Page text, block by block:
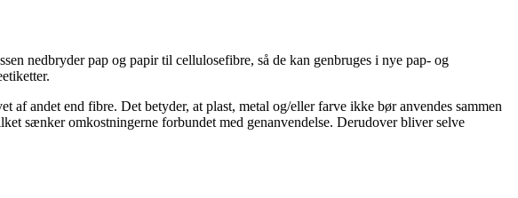
nedbryder pap og papir til cellulosefibre, så de kan genbruges i nye pap- og
af andet end fibre. Det betyder, at plast, metal og/eller farve ikke bør anvendes sammen
sænker omkostningerne forbundet med genanvendelse. Derudover bliver selve